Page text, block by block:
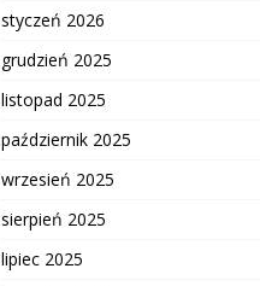
styczeń 2026
grudzień 2025
listopad 2025
październik 2025
wrzesień 2025
sierpień 2025
lipiec 2025